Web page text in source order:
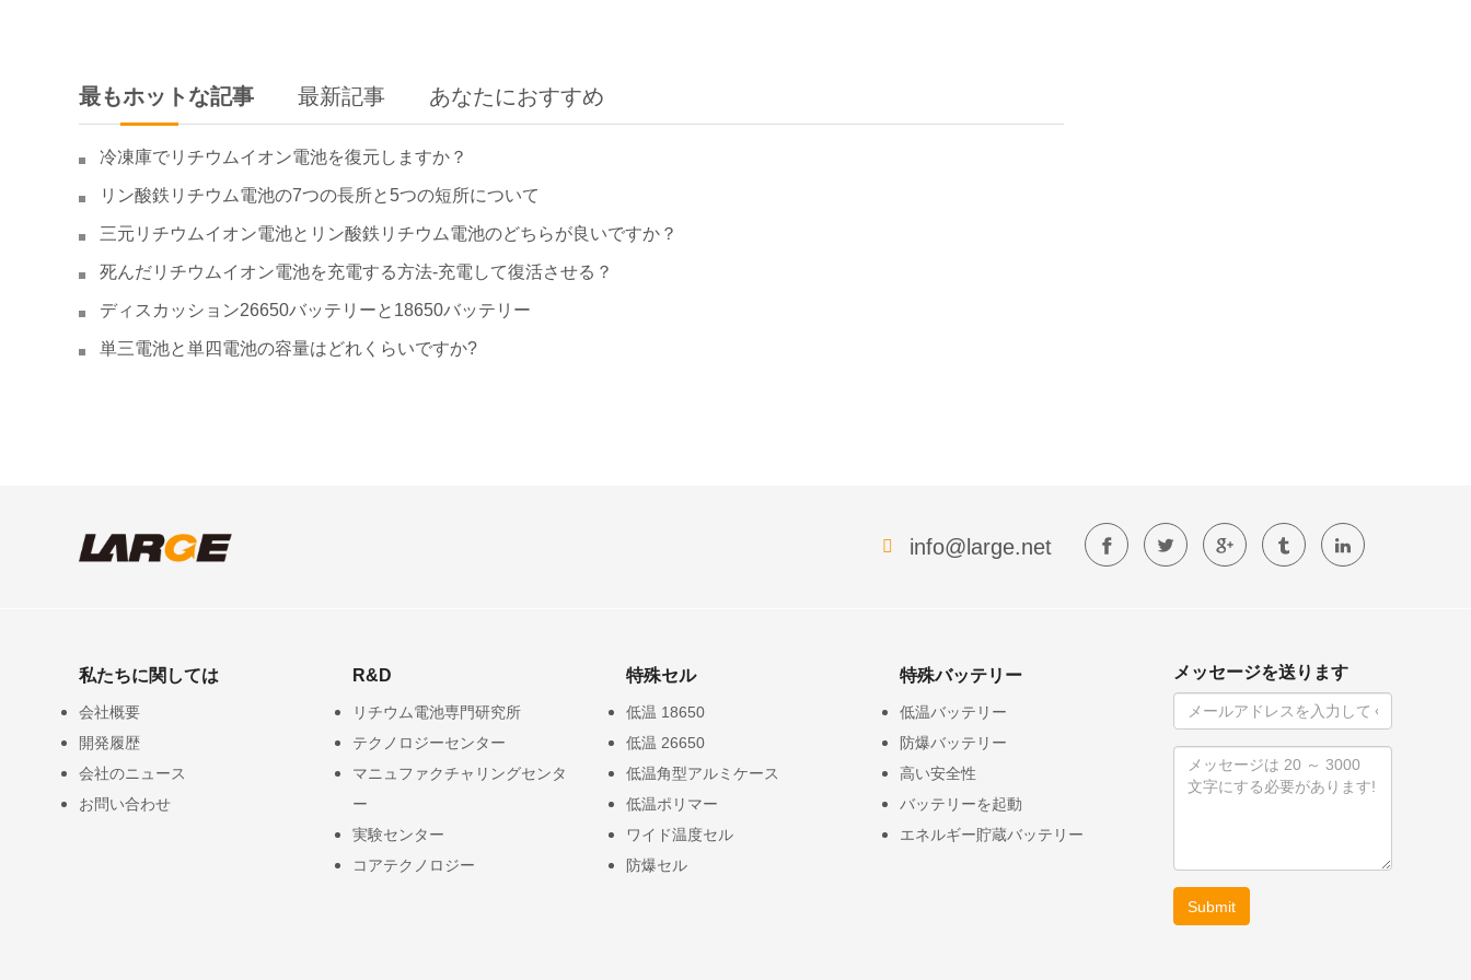
最もホットな記事 最新記事 あなたにおすすめ
冷凍庫でリチウムイオン電池を復元しますか？
リン酸鉄リチウム電池の7つの長所と5つの短所について
三元リチウムイオン電池とリン酸鉄リチウム電池のどちらが良いですか？
死んだリチウムイオン電池を充電する方法-充電して復活させる？
ディスカッション26650バッテリーと18650バッテリー
単三電池と単四電池の容量はどれくらいですか?
info@large.net
私たちに関しては
会社概要
開発履歴
会社のニュース
お問い合わせ
R&D
リチウム電池専門研究所
テクノロジーセンター
マニュファクチャリングセンタ
ー
実験センター
コアテクノロジー
特殊セル
低温 18650
低温 26650
低温角型アルミケース
低温ポリマー
ワイド温度セル
防爆セル
特殊バッテリー
低温バッテリー
防爆バッテリー
高い安全性
バッテリーを起動
エネルギー貯蔵バッテリー
メッセージを送ります
Submit